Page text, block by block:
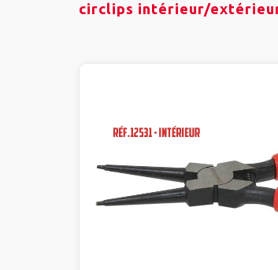
circlips intérieur/